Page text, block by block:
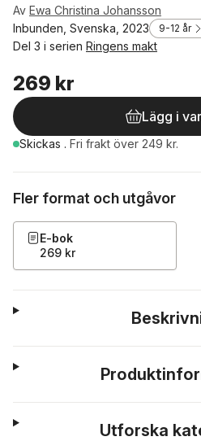
Av Ewa Christina Johansson
Inbunden, Svenska, 2023
9-12 år
Del 3 i serien Ringens makt
269 kr
Lägg i
Skickas . Fri frakt över 249 kr.
Fler format och utgåvor
E-bok
269 kr
Utforska